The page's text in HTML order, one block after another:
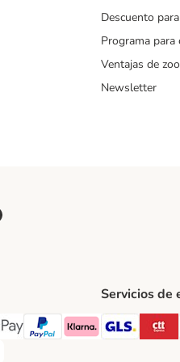
Descuento
Programa para
Ventajas de
Newsletter
Method
Method
Pay Payment Method
PayPal Payment Method
Klarna Payment
Method
Servicios de
GLS